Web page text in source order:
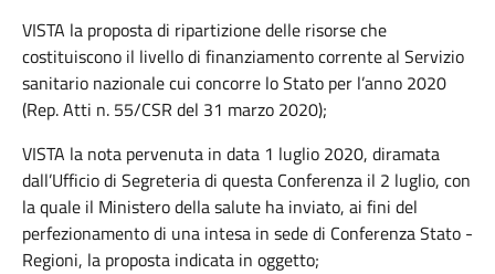
VISTA la proposta di ripartizione delle risorse che
costituiscono il livello di finanziamento corrente al Servizio
sanitario nazionale cui concorre lo Stato per l’anno 2020
(Rep. Atti n. 55/CSR del 31 marzo 2020);
VISTA la nota pervenuta in data 1 luglio 2020, diramata
dall’Ufficio di Segreteria di questa Conferenza il 2 luglio, con
la quale il Ministero della salute ha inviato, ai fini del
perfezionamento di una intesa in sede di Conferenza Stato -
Regioni, la proposta indicata in oggetto;